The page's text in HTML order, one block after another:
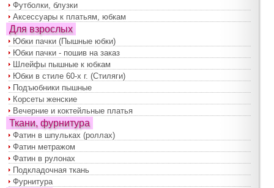
Футболки, блузки
Аксессуары к платьям, юбкам
Для взрослых
Юбки пачки (Пышные юбки)
Юбки пачки - пошив на заказ
Шлейфы пышные к юбкам
Юбки в стиле 60-х г. (Стиляги)
Подъюбники пышные
Корсеты женские
Вечерние и коктейльные платья
Ткани, фурнитура
Фатин в шпульках (роллах)
Фатин метражом
Фатин в рулонах
Подкладочная ткань
Фурнитура